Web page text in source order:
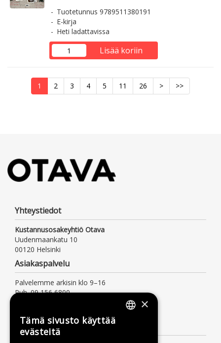
Tuotetunnus 9789511380191
E-kirja
Heti ladattavissa
Lisää koriin
1 2 3 4 5 11 26 > >>
Yhteystiedot
Kustannusosakeyhtiö Otava
Uudenmaankatu 10
00120 Helsinki
Asiakaspalvelu
Palvelemme arkisin klo 9–16
Puh. 09 156 6800
Lisätietoa
×
Tämä sivusto käyttää
evästeitä